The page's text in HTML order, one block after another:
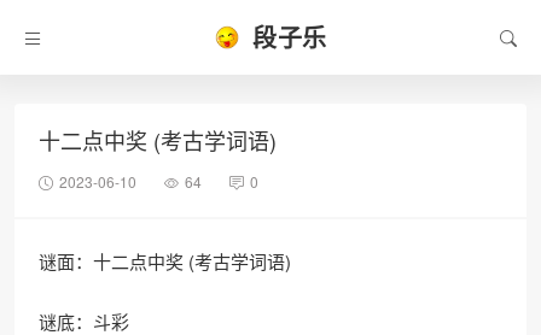
段子乐
十二点中奖 (考古学词语)
2023-06-10 64 0
谜面：十二点中奖 (考古学词语)
谜底：斗彩